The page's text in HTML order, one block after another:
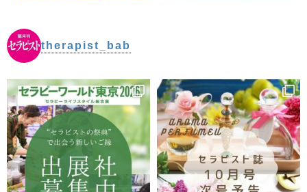
therapist_bab